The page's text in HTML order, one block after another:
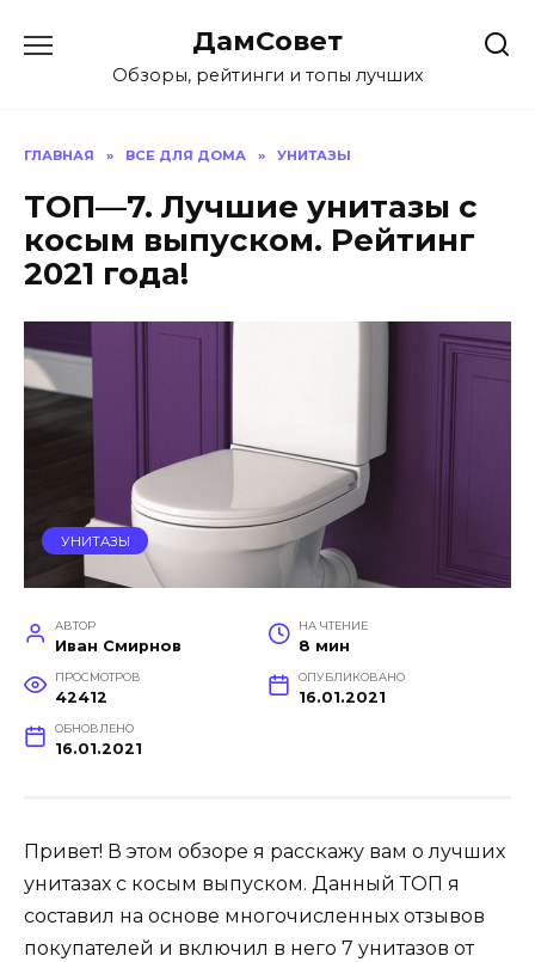
содержанию
ДамСовет
Обзоры, рейтинги и топы лучших
ГЛАВНАЯ » ВСЕ ДЛЯ ДОМА » УНИТАЗЫ
ТОП—7. Лучшие унитазы с
косым выпуском. Рейтинг
2021 года!
УНИТАЗЫ
АВТОР
Иван Смирнов
НА ЧТЕНИЕ
8 мин
ПРОСМОТРОВ
42412
ОПУБЛИКОВАНО
16.01.2021
ОБНОВЛЕНО
16.01.2021
Привет! В этом обзоре я расскажу вам о лучших
унитазах с косым выпуском. Данный ТОП я
составил на основе многочисленных отзывов
покупателей и включил в него 7 унитазов от